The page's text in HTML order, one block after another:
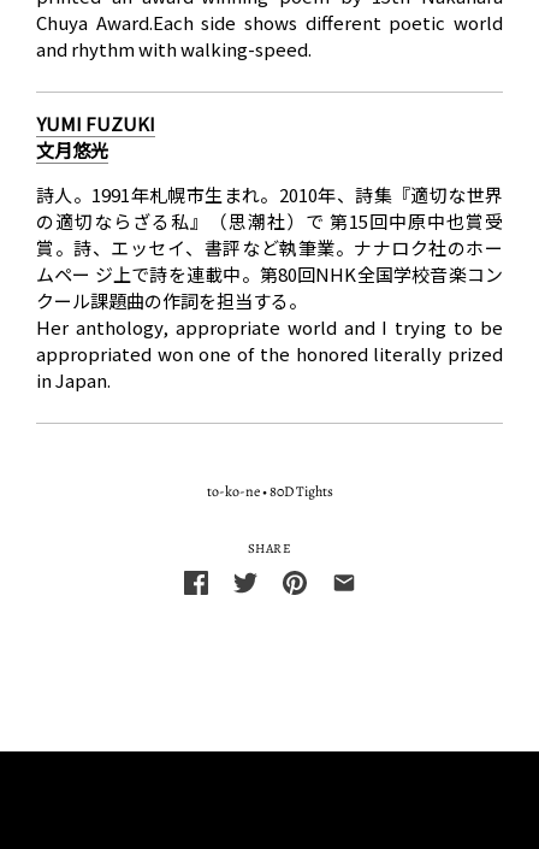
Chuya Award.Each side shows different poetic world
and rhythm with walking-speed.
YUMI FUZUKI
文月悠光
詩人。1991年札幌市生まれ。2010年、詩集『適切な世界
の適切ならざる私』（思潮社）で 第15回中原中也賞受
賞。詩、エッセイ、書評など執筆業。ナナロク社のホー
ムペー ジ上で詩を連載中。第80回NHK全国学校音楽コン
クール課題曲の作詞を担当する。
Her anthology, appropriate world and I trying to be
appropriated won one of the honored literally prized
in Japan.
to-ko-ne•80D Tights
SHARE